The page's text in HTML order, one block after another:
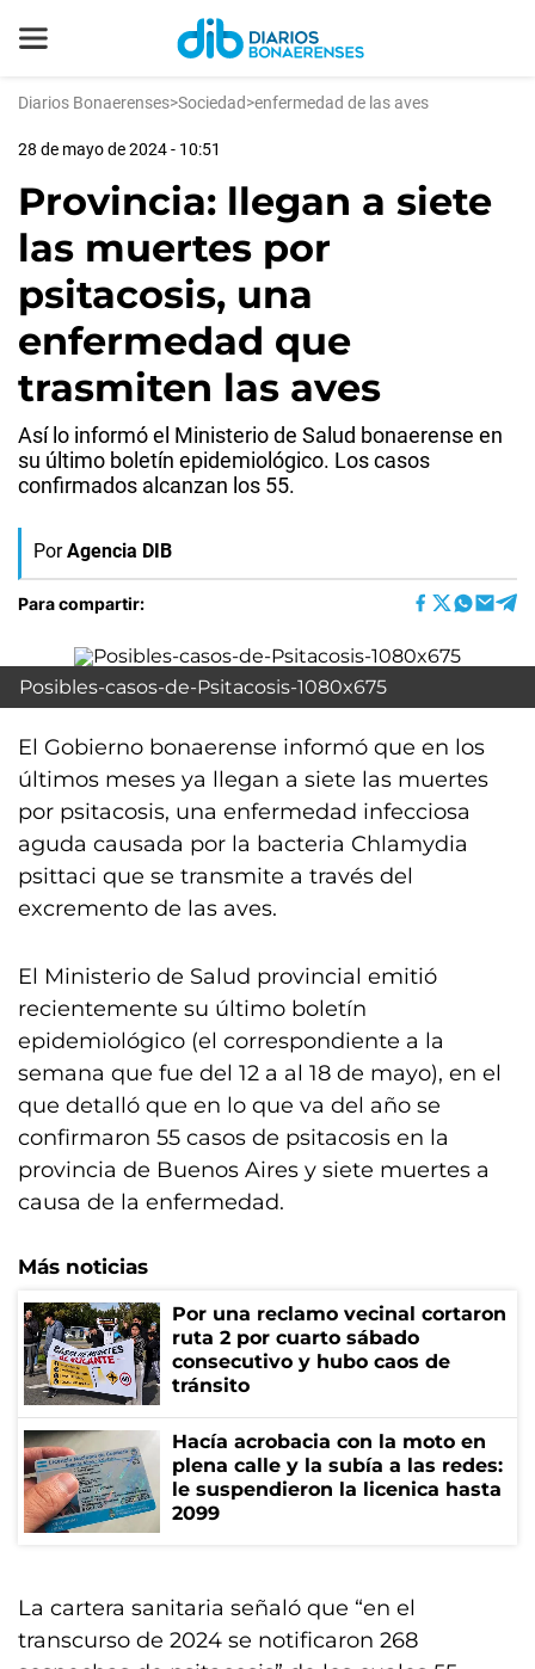
Diarios Bonaerenses>Sociedad>enfermedad de las aves
28 de mayo de 2024 - 10:51
Provincia: llegan a siete
las muertes por
psitacosis, una
enfermedad que
trasmiten las aves
Así lo informó el Ministerio de Salud bonaerense en
su último boletín epidemiológico. Los casos
confirmados alcanzan los 55.
Por Agencia DIB
Para compartir:
Posibles-casos-de-Psitacosis-1080x675
El Gobierno bonaerense informó que en los
últimos meses ya llegan a siete las muertes
por psitacosis, una enfermedad infecciosa
aguda causada por la bacteria Chlamydia
psittaci que se transmite a través del
excremento de las aves.
El Ministerio de Salud provincial emitió
recientemente su último boletín
epidemiológico (el correspondiente a la
semana que fue del 12 a al 18 de mayo), en el
que detalló que en lo que va del año se
confirmaron 55 casos de psitacosis en la
provincia de Buenos Aires y siete muertes a
causa de la enfermedad.
Más noticias
Por una reclamo vecinal cortaron
ruta 2 por cuarto sábado
consecutivo y hubo caos de
tránsito
Hacía acrobacia con la moto en
plena calle y la subía a las redes:
le suspendieron la licenica hasta
2099
La cartera sanitaria señaló que “en el
transcurso de 2024 se notificaron 268